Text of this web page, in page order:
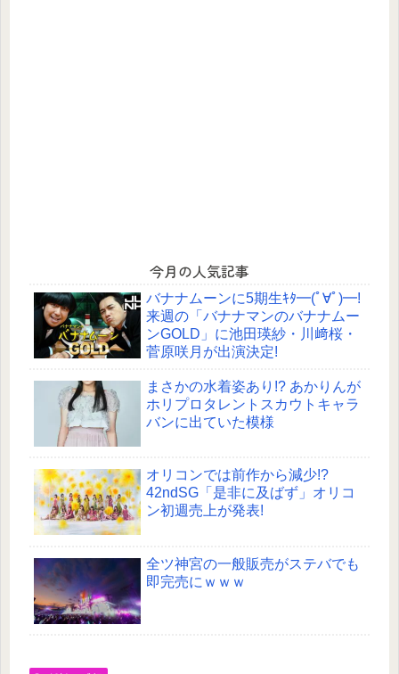
今月の人気記事
バナナムーンに5期生ｷﾀ━(ﾟ∀ﾟ)━!
来週の「バナナマンのバナナムー
ンGOLD」に池田瑛紗・川﨑桜・
菅原咲月が出演決定!
まさかの水着姿あり!? あかりんが
ホリプロタレントスカウトキャラ
バンに出ていた模様
オリコンでは前作から減少!?
42ndSG「是非に及ばず」オリコ
ン初週売上が発表!
全ツ神宮の一般販売がステバでも
即完売にｗｗｗ